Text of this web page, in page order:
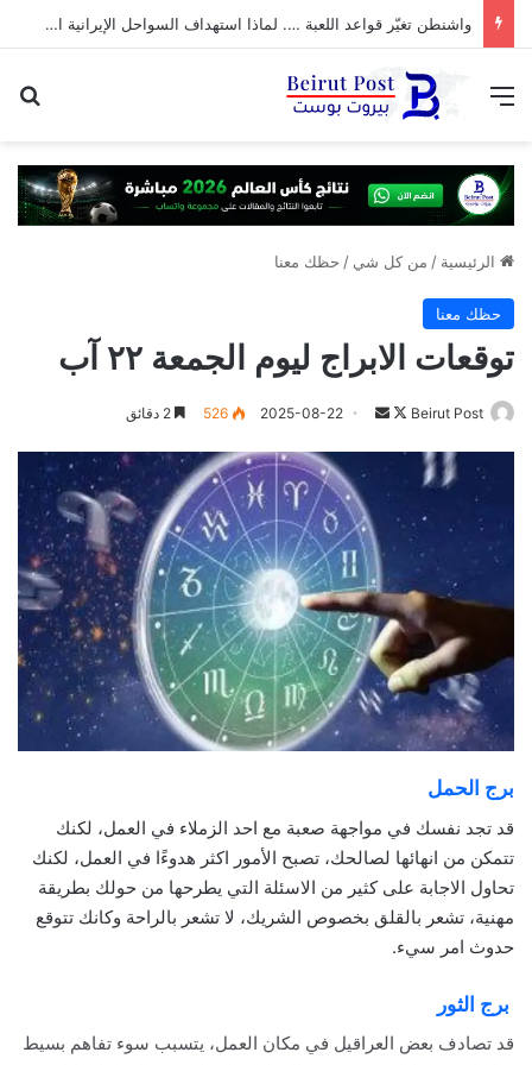
واشنطن تغيّر قواعد اللعبة …. لماذا استهداف السواحل الإيرانية الآن؟
القائمة
الرئيسية / من كل شي / حظك معنا
حظك معنا
توقعات الابراج ليوم الجمعة ٢٢ آب
Beirut Post
تابعأرسل
إلكترونيا
2025-08-22
526
برج الحمل
قد تجد نفسك في مواجهة صعبة مع احد الزملاء في العمل، لكنك
تتمكن من انهائها لصالحك، تصبح الأمور اكثر هدوءًا في العمل، لكنك
تحاول الاجابة على كثير من الاسئلة التي يطرحها من حولك بطريقة
مهنية، تشعر بالقلق بخصوص الشريك، لا تشعر بالراحة وكانك تتوقع
حدوث امر سيء.
برج الثور
قد تصادف بعض العراقيل في مكان العمل، يتسبب سوء تفاهم بسيط